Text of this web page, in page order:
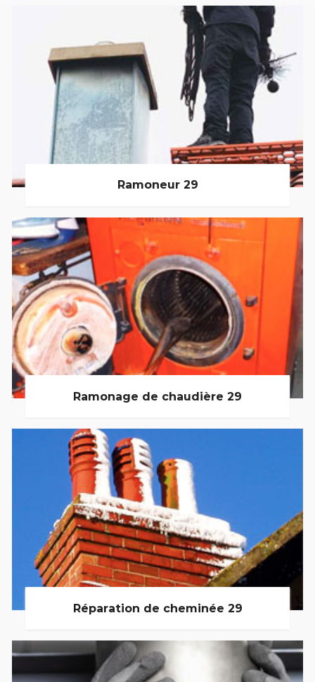
Ramoneur 29
Ramonage de chaudière 29
Réparation de cheminée 29